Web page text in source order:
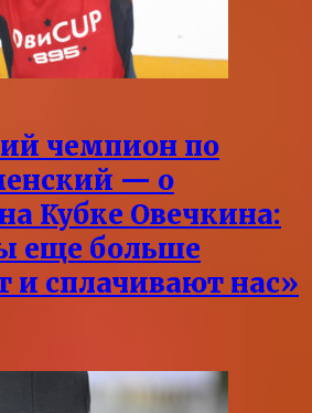
чемпион по
— о
Кубке Овечкина:
еще больше
и сплачивают нас»